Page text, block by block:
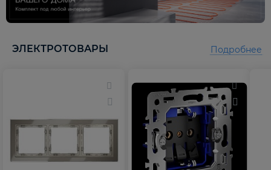
ЭЛЕКТРОТОВАРЫ Подробнее